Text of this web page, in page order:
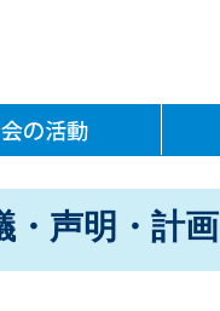
・声明・計画